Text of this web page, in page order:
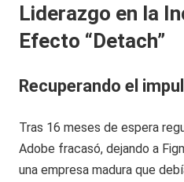
Liderazgo en la
Efecto “Detach”
Recuperando el
Tras 16 meses de espera
Adobe fracasó, dejando a
una empresa madura que